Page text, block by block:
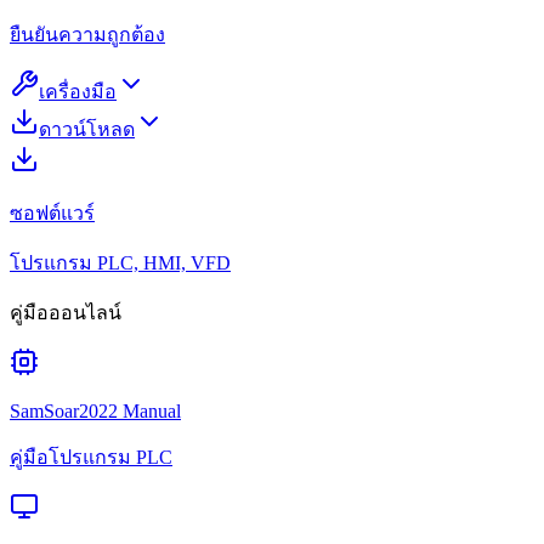
ยืนยันความถูกต้อง
เครื่องมือ
ดาวน์โหลด
ซอฟต์แวร์
โปรแกรม PLC, HMI, VFD
คู่มือออนไลน์
SamSoar2022 Manual
คู่มือโปรแกรม PLC